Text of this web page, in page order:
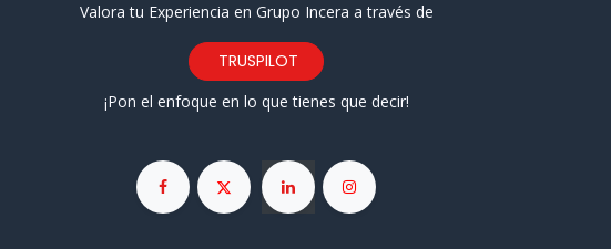
Valora tu Experiencia en Grupo Incera a través de
TRUSPILOT
¡Pon el enfoque en lo que tienes que decir!